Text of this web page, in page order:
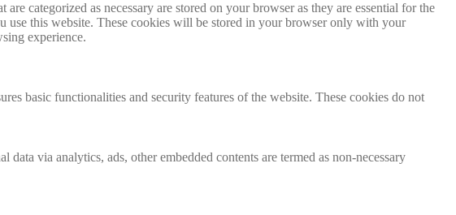
categorized as necessary are stored on your browser as they are essential for the
use this website. These cookies will be stored in your browser only with your
experience.
basic functionalities and security features of the website. These cookies do not
via analytics, ads, other embedded contents are termed as non-necessary